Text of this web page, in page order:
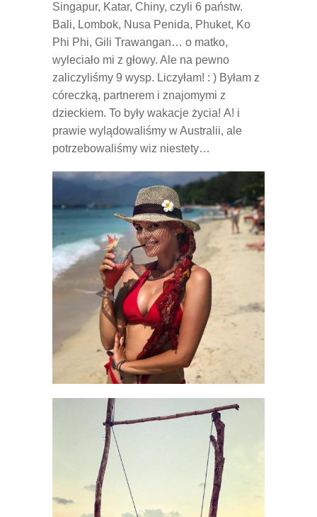
Singapur, Katar, Chiny, czyli 6 państw.
Bali, Lombok, Nusa Penida, Phuket, Ko
Phi Phi, Gili Trawangan… o matko,
wyleciało mi z głowy. Ale na pewno
zaliczyliśmy 9 wysp. Liczyłam! : ) Byłam z
córeczką, partnerem i znajomymi z
dzieckiem. To były wakacje życia! A! i
prawie wylądowaliśmy w Australii, ale
potrzebowaliśmy wiz niestety…